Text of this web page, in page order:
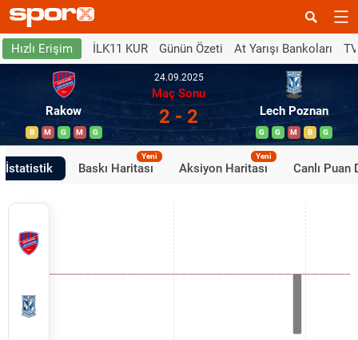
Hızlı Erişim İLK11 KUR Günün Özeti At Yarışı Bankoları
Rakow
B M G M G
24.09.2025
Maç Sonu
2 - 2 Lech Poznan
G G M B G
İstatistik Baskı Haritası
Yeni
Aksiyon Haritası
Yeni
Canlı Puan